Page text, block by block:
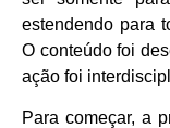
estendendo para
O conteúdo foi
ação foi
Para começar, a